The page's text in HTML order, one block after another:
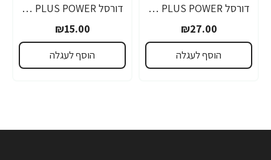
דורסל PLUS POWER סוללות 9V אריזת 1 יחידות - מבית Duracell
₪27.00
הוסף לעגלה
דורסל PLUS POWER סוללות AAA אריזת 4 יחידות - מבית Duracell
₪15.00
הוסף לעגלה